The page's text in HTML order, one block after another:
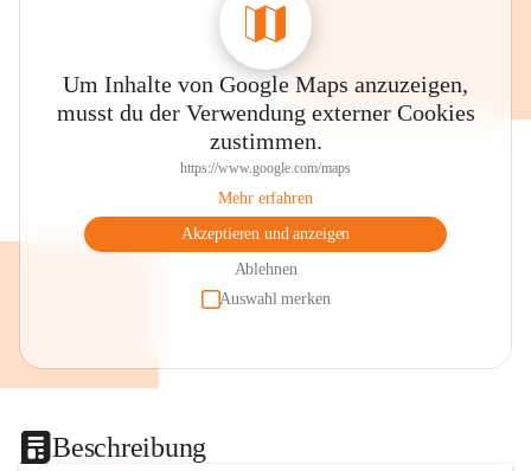
Um Inhalte von Google Maps anzuzeigen,
musst du der Verwendung externer Cookies
zustimmen.
https://www.google.com/maps
Mehr erfahren
Akzeptieren und anzeigen
Ablehnen
Auswahl merken
Beschreibung